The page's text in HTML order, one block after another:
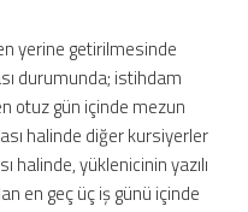
yerine getirilmesinde
durumunda; istihdam
otuz gün içinde mezun
halinde diğer kursiyerler
halinde, yüklenicinin yazılı
en geç üç iş günü içinde